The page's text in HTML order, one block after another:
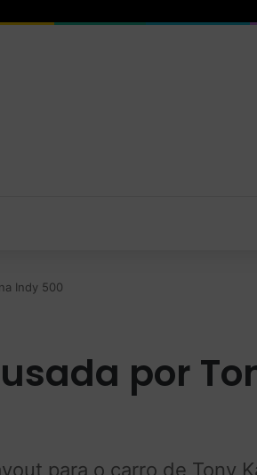
Indy 500
por
para o carro de Tony